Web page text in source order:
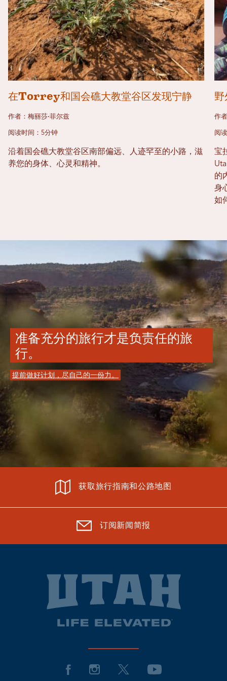
在Torrey和国会礁大教堂谷区发现宁静
作者：梅丽莎·菲尔兹
阅读时间：5分钟
沿着国会礁大教堂谷区南部偏远、人迹罕至的小路，滋
养您的身体、心灵和精神。
作
阅
宝
的
身
如
准备充分的旅行才是负责任的旅
行。
提前做好计划，尽自己的一份力。
获取旅行指南和公路地图
订阅新闻简报